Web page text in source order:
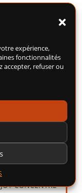
expérience,
fonctionnalités
accepter, refuser ou
GREEN
30ML
MOON
12,90€
au panier